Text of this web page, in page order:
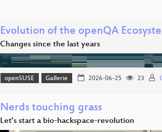
Evolution of the openQA
Changes since the last years
openSUSE Gallerie 2026-06-25 23
Nerds touching grass
Let’s start a bio-hackspace-revolution